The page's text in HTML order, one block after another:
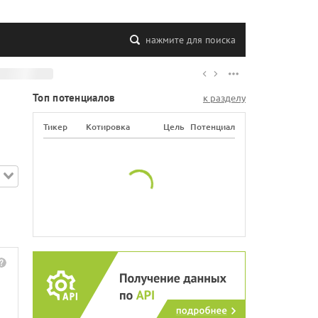
нажмите для поиска
Топ потенциалов к разделу
Тикер Котировка Цель Потенциал